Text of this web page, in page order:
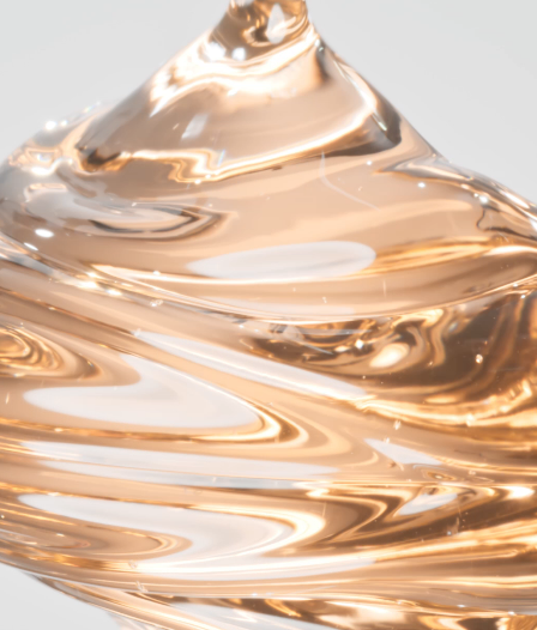
メイク落とし
洗顔料
ベースケア
化粧水
乳液
マッサージ
UV対策ケア
美容液
クリーム
シートマスク
ボディ / ハンドケア
化粧下地
ファンデーション
コンシーラー
おしろい
ツール
アイシャドウ
リップスティック
アイライナー
マスカラ
アイブロウ
メイクアップリムーバー
店頭カウンセリング
オンラインカウンセリング
オンライン肌解析